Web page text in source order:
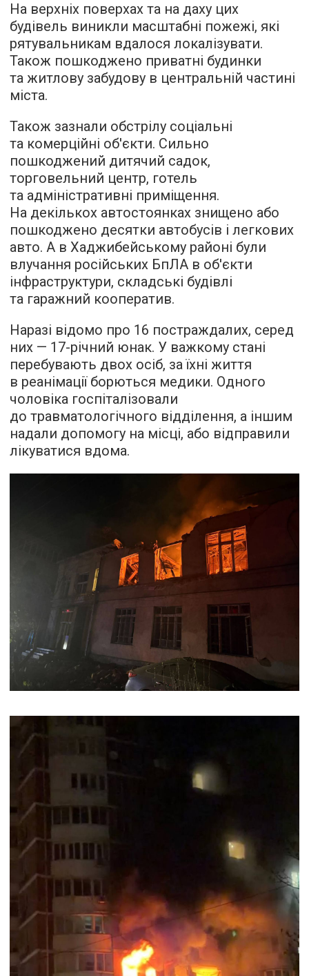
На верхніх поверхах та на даху цих
будівель виникли масштабні пожежі, які
рятувальникам вдалося локалізувати.
Також пошкоджено приватні будинки
та житлову забудову в центральній частині
міста.
Також зазнали обстрілу соціальні
та комерційні об'єкти. Сильно
пошкоджений дитячий садок,
торговельний центр, готель
та адміністративні приміщення.
На декількох автостоянках знищено або
пошкоджено десятки автобусів і легкових
авто. А в Хаджибейському районі були
влучання російських БпЛА в об'єкти
інфраструктури, складські будівлі
та гаражний кооператив.
Наразі відомо про 16 постраждалих, серед
них — 17-річний юнак. У важкому стані
перебувають двох осіб, за їхні життя
в реанімації борються медики. Одного
чоловіка госпіталізовали
до травматологічного відділення, а іншим
надали допомогу на місці, або відправили
лікуватися вдома.